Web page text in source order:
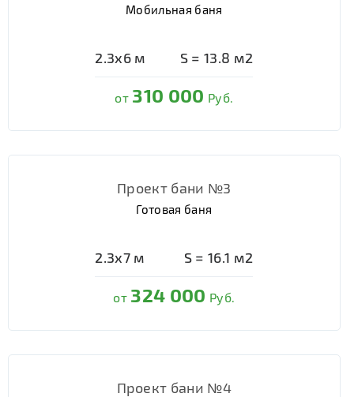
Мобильная баня
2.3х6м S = 13.8 м2
от 310 000 Руб.
Проект бани №3
Готовая баня
2.3х7м S = 16.1 м2
от 324 000 Руб.
Проект бани №4